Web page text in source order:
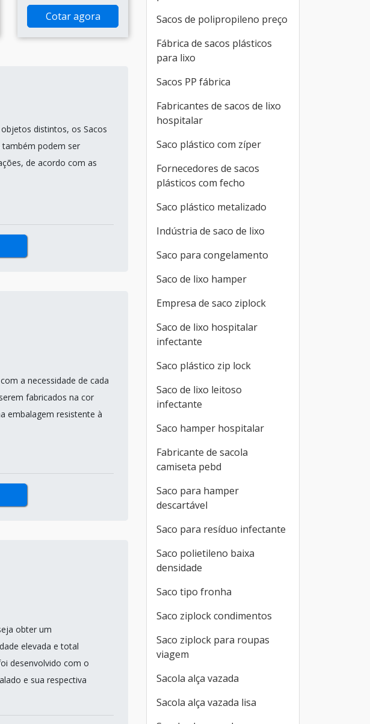
Cotar agora
distintos, os Sacos
também podem ser
de acordo com as
a necessidade de cada
fabricados na cor
embalagem resistente à
obter um
elevada e total
desenvolvido com o
e sua respectiva
Sacos de polipropileno preço
Fábrica de sacos plásticos
para lixo
Sacos PP fábrica
Fabricantes de sacos de lixo
hospitalar
Saco plástico com zíper
Fornecedores de sacos
plásticos com fecho
Saco plástico metalizado
Indústria de saco de lixo
Saco para congelamento
Saco de lixo hamper
Empresa de saco ziplock
Saco de lixo hospitalar
infectante
Saco plástico zip lock
Saco de lixo leitoso
infectante
Saco hamper hospitalar
Fabricante de sacola
camiseta pebd
Saco para hamper
descartável
Saco para resíduo infectante
Saco polietileno baixa
densidade
Saco tipo fronha
Saco ziplock condimentos
Saco ziplock para roupas
viagem
Sacola alça vazada
Sacola alça vazada lisa